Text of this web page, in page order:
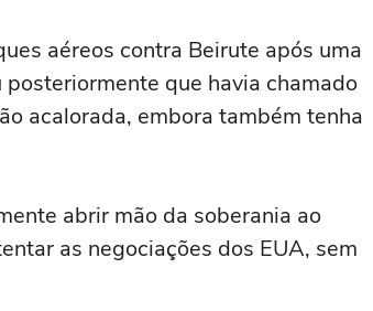
aéreos contra Beirute após uma
que havia chamado
acalorada, embora também tenha
abrir mão ⁠da soberania ao
as negociações dos EUA, sem